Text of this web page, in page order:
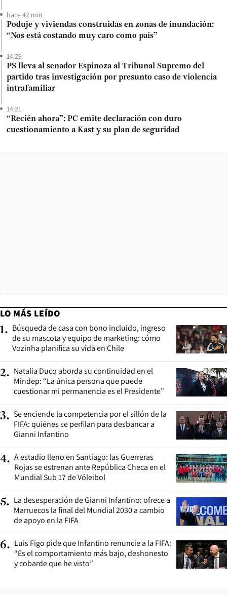
hace 42 min
Poduje y viviendas construidas en zonas de inundación:
“Nos está costando muy caro como país”
14:29
PS lleva al senador Espinoza al Tribunal Supremo del
partido tras investigación por presunto caso de violencia
intrafamiliar
14:21
“Recién ahora”: PC emite declaración con duro
cuestionamiento a Kast y su plan de seguridad
LO MÁS LEÍDO
1. Búsqueda de casa con bono incluido, ingreso
de su mascota y equipo de marketing: cómo
Vozinha planifica su vida en Chile
2. Natalia Duco aborda su continuidad en el
Mindep: “La única persona que puede
cuestionar mi permanencia es el Presidente”
3. Se enciende la competencia por el sillón de la
FIFA: quiénes se perfilan para desbancar a
Gianni Infantino
4. A estadio lleno en Santiago: las Guerreras
Rojas se estrenan ante República Checa en el
Mundial Sub 17 de Vóleibol
5. La desesperación de Gianni Infantino: ofrece a
Marruecos la final del Mundial 2030 a cambio
de apoyo en la FIFA
6. Luis Figo pide que Infantino renuncie a la FIFA:
“Es el comportamiento más bajo, deshonesto
y cobarde que he visto”